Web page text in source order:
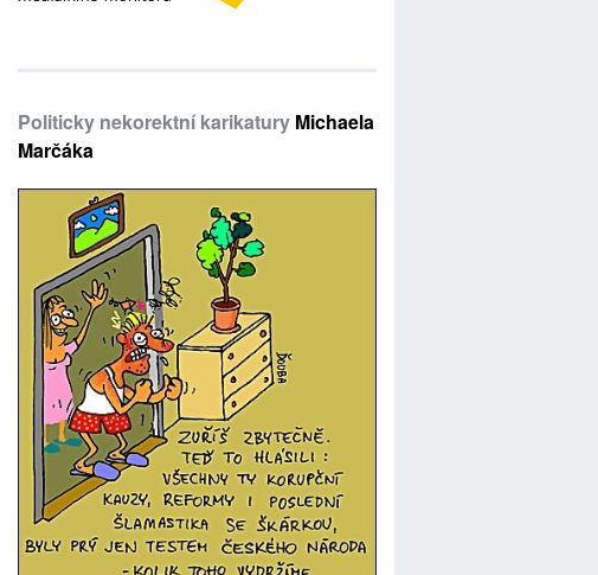
Politicky nekorektní karikatury Michaela
Marčáka